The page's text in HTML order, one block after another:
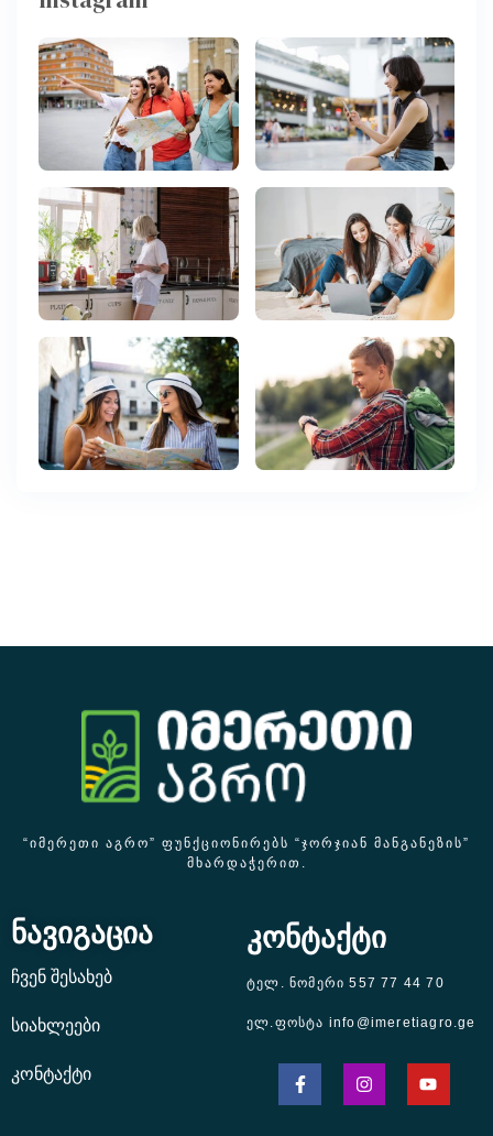
“ᲘᲛᲔᲠᲔᲗᲘ ᲐᲒᲠᲝ” ᲤᲣᲜᲥᲪᲘᲝᲜᲘᲠᲔᲑᲡ “ᲯᲝᲠᲯᲘᲐᲜ ᲛᲐᲜᲒᲐᲜᲔᲖᲘᲡ”
ᲛᲮᲐᲠᲓᲐᲭᲔᲠᲘᲗ.
ნავიგაცია
ჩვენ შესახებ
სიახლეები
კონტაქტი
კონტაქტი
ტელ. ნომერი 557 77 44 70
ელ.ფოსტა info@imeretiagro.ge